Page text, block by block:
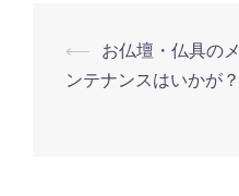
投
稿
⟵
お仏壇・仏具のメ
ンテナンスはいかが？